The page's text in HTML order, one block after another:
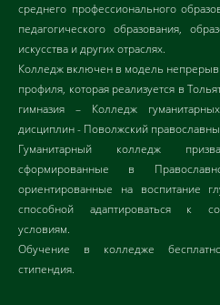
среднего профессионального
педагогического образования,
искусства и других отраслях.
Колледж включен в модель
профиля, которая реализуется в
гимназия – Колледж
дисциплин - Поволжский
Гуманитарный колледж
сформированные в
ориентированные на воспитание
способной адаптироваться к
условиям.
Обучение в колледже
стипендия.